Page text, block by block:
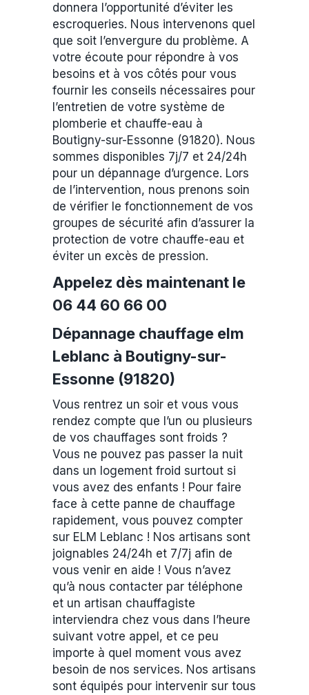
donnera l’opportunité d’éviter les
escroqueries. Nous intervenons quel
que soit l’envergure du problème. A
votre écoute pour répondre à vos
besoins et à vos côtés pour vous
fournir les conseils nécessaires pour
l’entretien de votre système de
plomberie et chauffe-eau à
Boutigny-sur-Essonne (91820). Nous
sommes disponibles 7j/7 et 24/24h
pour un dépannage d’urgence. Lors
de l’intervention, nous prenons soin
de vérifier le fonctionnement de vos
groupes de sécurité afin d’assurer la
protection de votre chauffe-eau et
éviter un excès de pression.
Appelez dès maintenant le
06 44 60 66 00
Dépannage chauffage elm
Leblanc à Boutigny-sur-
Essonne (91820)
Vous rentrez un soir et vous vous
rendez compte que l’un ou plusieurs
de vos chauffages sont froids ?
Vous ne pouvez pas passer la nuit
dans un logement froid surtout si
vous avez des enfants ! Pour faire
face à cette panne de chauffage
rapidement, vous pouvez compter
sur ELM Leblanc ! Nos artisans sont
joignables 24/24h et 7/7j afin de
vous venir en aide ! Vous n’avez
qu’à nous contacter par téléphone
et un artisan chauffagiste
interviendra chez vous dans l’heure
suivant votre appel, et ce peu
importe à quel moment vous avez
besoin de nos services. Nos artisans
sont équipés pour intervenir sur tous